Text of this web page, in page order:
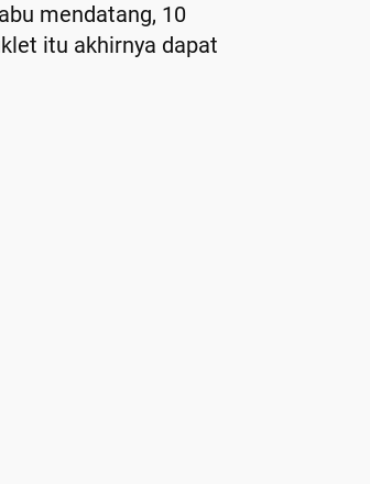
mendatang, 10
itu akhirnya dapat